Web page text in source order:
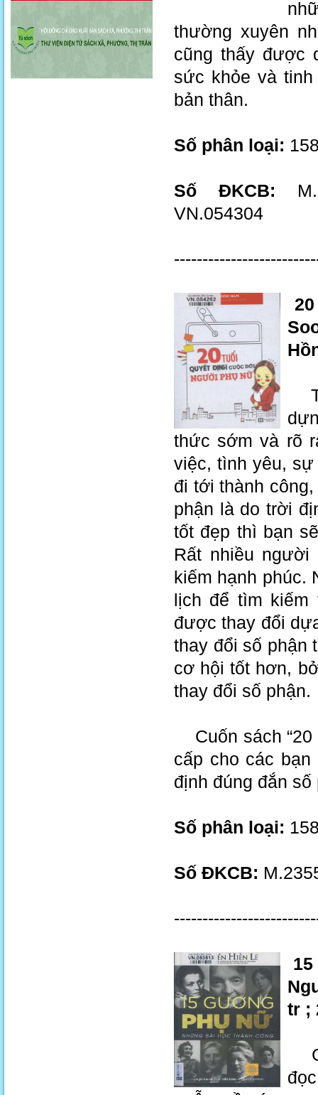
thường xuyên
cũng thấy được
sức khỏe và
bản thân.
Số phân loại:
Số ĐKCB:
VN.054304
thức sớm và rõ
việc, tình yêu,
đi tới thành
phận là do trời
tốt đẹp thì bạn
Rất nhiều
kiếm hạnh phúc.
lịch để tìm kiếm
được thay đổi
thay đổi số phận
cơ hội tốt hơn,
thay đổi số phận.
Cuốn sách “20
cấp cho các
định đúng đắn số
Số phân loại:
Số ĐKCB:
tr ;